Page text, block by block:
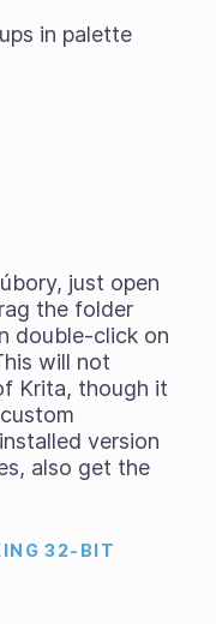
in palette
, just open
the folder
double-click on
will not
Krita, though it
version
also get the
32-BIT